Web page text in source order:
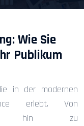
Wie Sie
Publikum
in der modernen
erlebt. Von
bis hin zu